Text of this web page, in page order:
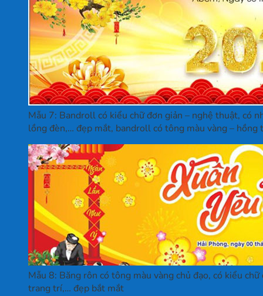
Mẫu 7: Bandroll có kiểu chữ đơn giản – nghệ thuật, có
lồng đèn,… đẹp mắt, bandroll có tông màu vàng – hồng
Mẫu 8: Băng rôn có tông màu vàng chủ đạo, có kiểu
trang trí,… đẹp bắt mắt